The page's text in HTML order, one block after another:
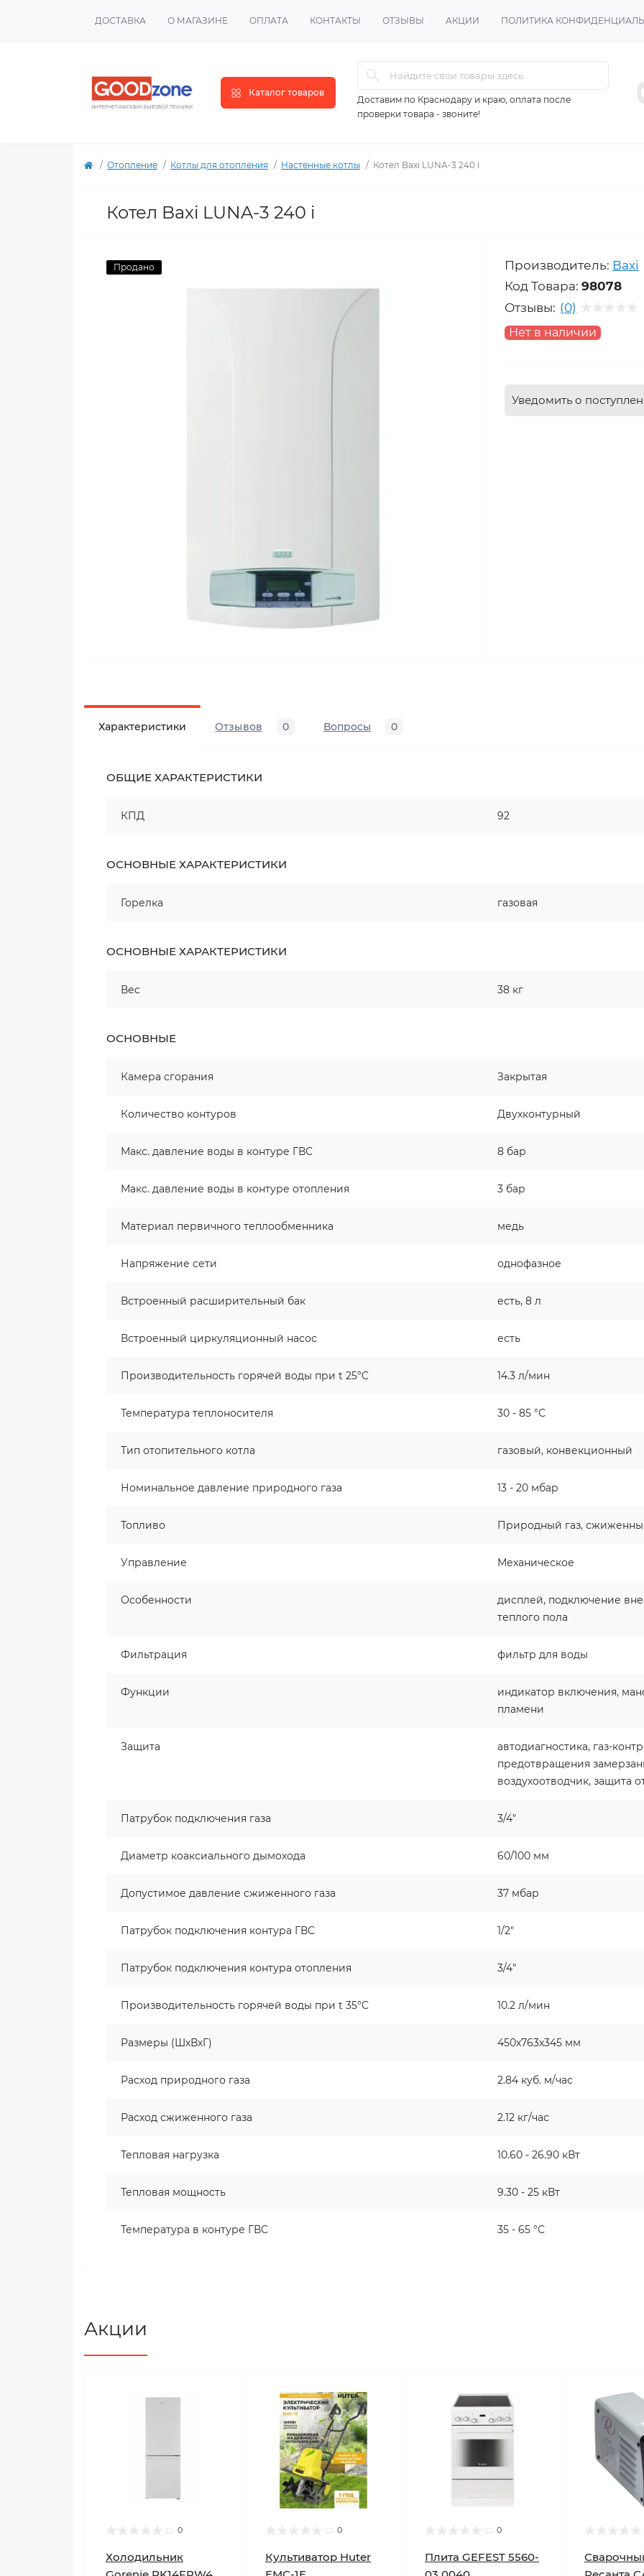
ДОСТАВКА О МАГАЗИНЕ ОПЛАТА КОНТАКТЫ ОТЗЫВЫ АКЦИИ ПОЛИТИКА
Каталог товаров
Доставим по Краснодару и краю, оплата после
проверки товара - звоните!
Отопление Котлы для отопления Настенные котлы Котел Baxi LUNA-3 240 i
Котел Baxi LUNA-3 240 i
Продано Производитель: Baxi
Код Товара: 98078
Отзывы: (0)
Нет в наличии
Уведомить о
Характеристики Отзывов 0 Вопросы 0
ОБЩИЕ ХАРАКТЕРИСТИКИ
КПД 92
ОСНОВНЫЕ ХАРАКТЕРИСТИКИ
Горелка газовая
ОСНОВНЫЕ ХАРАКТЕРИСТИКИ
Вес 38 кг
ОСНОВНЫЕ
Камера сгорания Закрытая
Количество контуров Двухконтурный
Макс. давление воды в контуре ГВС 8 бар
Макс. давление воды в контуре отопления 3 бар
Материал первичного теплообменника медь
Напряжение сети однофазное
Встроенный расширительный бак есть, 8 л
Встроенный циркуляционный насос есть
Производительность горячей воды при t 25°C 14.3 л/мин
Температура теплоносителя 30 - 85 °С
Тип отопительного котла газовый, конвекционный
Номинальное давление природного газа 13 - 20 мбар
Топливо Природный газ,
Управление Механическое
Особенности
дисплей, подключение
теплого пола
Фильтрация фильтр для воды
Функции
индикатор включения,
пламени
Защита
автодиагностика, газ-
предотвращения
воздухоотводчик, защита
Патрубок подключения газа 3/4"
Диаметр коаксиального дымохода 60/100 мм
Допустимое давление сжиженного газа 37 мбар
Патрубок подключения контура ГВС 1/2"
Патрубок подключения контура отопления 3/4"
Производительность горячей воды при t 35°C 10.2 л/мин
Размеры (ШхВхГ) 450x763x345 мм
Расход природного газа 2.84 куб. м/час
Расход сжиженного газа 2.12 кг/час
Тепловая нагрузка 10.60 - 26.90 кВт
Тепловая мощность 9.30 - 25 кВт
Температура в контуре ГВС 35 - 65 °С
Акции
0
Холодильник
0
Культиватор Huter
0
Плита GEFEST 5560-